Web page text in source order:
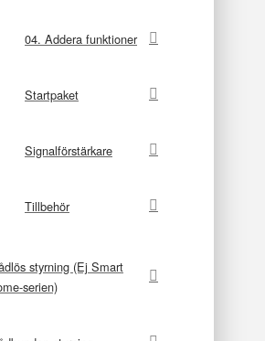
04. Addera funktioner
Startpaket
Signalförstärkare
Tillbehör
styrning (Ej Smart
serien)